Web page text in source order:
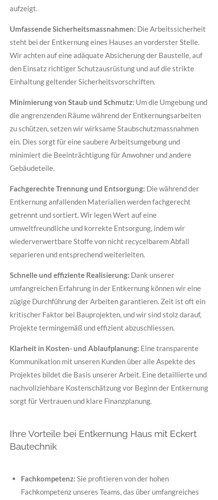
aufzeigt.
Umfassende Sicherheitsmassnahmen: Die Arbeitssicherheit
steht bei der Entkernung eines Hauses an vorderster Stelle.
Wir achten auf eine adäquate Absicherung der Baustelle, auf
den Einsatz richtiger Schutzausrüstung und auf die strikte
Einhaltung geltender Sicherheitsvorschriften.
Minimierung von Staub und Schmutz: Um die Umgebung und
die angrenzenden Räume während der Entkernungsarbeiten
zu schützen, setzen wir wirksame Staubschutzmassnahmen
ein. Dies sorgt für eine saubere Arbeitsumgebung und
minimiert die Beeinträchtigung für Anwohner und andere
Gebäudeteile.
Fachgerechte Trennung und Entsorgung: Die während der
Entkernung anfallenden Materialien werden fachgerecht
getrennt und sortiert. Wir legen Wert auf eine
umweltfreundliche und korrekte Entsorgung, indem wir
wiederverwertbare Stoffe von nicht recycelbarem Abfall
separieren und entsprechend weiterleiten.
Schnelle und effiziente Realisierung: Dank unserer
umfangreichen Erfahrung in der Entkernung können wir eine
zügige Durchführung der Arbeiten garantieren. Zeit ist oft ein
kritischer Faktor bei Bauprojekten, und wir sind stolz darauf,
Projekte termingemäß und effizient abzuschliessen.
Klarheit in Kosten- und Ablaufplanung: Eine transparente
Kommunikation mit unseren Kunden über alle Aspekte des
Projektes bildet die Basis unserer Arbeit. Eine detaillierte und
nachvollziehbare Kostenschätzung vor Beginn der Entkernung
sorgt für Vertrauen und klare Finanzplanung.
Ihre Vorteile bei Entkernung Haus mit Eckert
Bautechnik
Fachkompetenz: Sie profitieren von der hohen
Fachkompetenz unseres Teams, das über umfangreiches